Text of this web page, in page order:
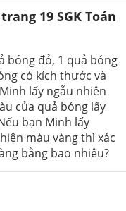
19 SGK Toán
bóng đỏ, 1 quả bóng
có kích thước và
lấy ngẫu nhiên
của quả bóng lấy
bạn Minh lấy
màu vàng thì xác
bằng bao nhiêu?